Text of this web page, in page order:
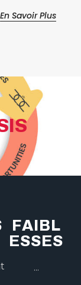
En Savoir Plus
FAIBL
ESSES
...